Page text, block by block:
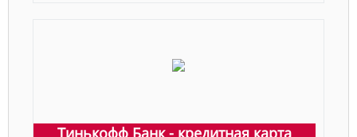
Тинькофф Банк - кредитная карта